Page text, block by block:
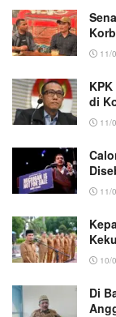
11/
di
11/
11/
10/
Di